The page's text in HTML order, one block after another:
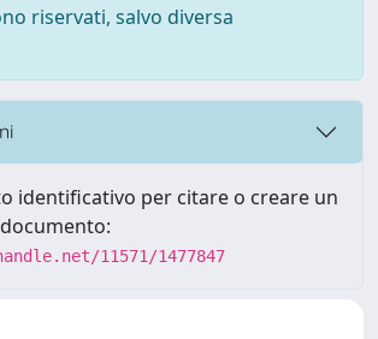
riservati, salvo diversa
identificativo per citare o creare un
11571/1477847